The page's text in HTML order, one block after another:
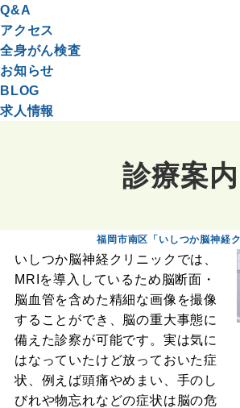
Q&A
アクセス
全身がん検査
お知らせ
BLOG
求人情報
診療案内
福岡市南区「いしつか脳神経
いしつか脳神経クリニックでは、
MRIを導入しているため脳断面・
脳血管を含めた精細な画像を撮像
することができ、脳の重大事態に
備えた診察が可能です。実は気に
はなっていたけど放っておいた症
状、例えば頭痛やめまい、手のし
びれや物忘れなどの症状は脳の危